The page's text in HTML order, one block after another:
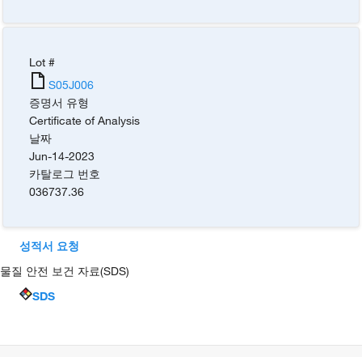
Lot #
S05J006
증명서 유형
Certificate of Analysis
날짜
Jun-14-2023
카탈로그 번호
036737.36
성적서 요청
물질 안전 보건 자료(SDS)
SDS